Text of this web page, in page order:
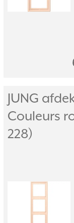
JUNG
Couleurs
228)